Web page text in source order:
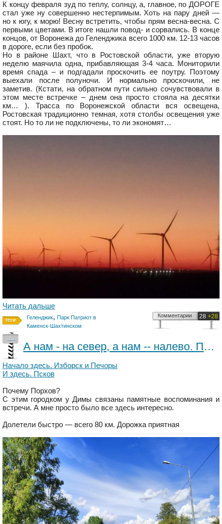
К концу февраля зуд по теплу, солнцу, а, главное, по ДОРОГЕ
стал уже ну совершенно нестерпимым. Хоть на пару дней —
но к югу, к морю! Весну встретить, чтобы прям весна-весна. С
первыми цветами. В итоге нашли повод- и сорвались. В конце
концов, от Воронежа до Геленджика всего 1000 км. 12-13 часов
в дороге, если без пробок.
Но в районе Шахт, что в Ростовской области, уже вторую
неделю маячила одна, прибавляющая 3-4 часа. Мониторили
время спада – и подгадали проскочить ее поутру. Поэтому
выехали после полуночи. И нормально проскочили, не
заметив. (Кстати, на обратном пути сильно сочувствовали в
этом месте встречке – днем она просто стояла на десятки
км… ). Трасса по Воронежской области вся освещена,
Ростовская традиционно темная, хотя столбы освещения уже
стоят. Но то ли не подключены, то ли экономят…
Читать дальше
Геленджик, Парк Патриот в
Каменск-Шахтинском
28 +28
Комментарии
—
А нам - на север, а нам -- налево. Порхов
Начало здесь. Изборск и Печоры
И здесь. Псков
Почему Порхов?
С этим городком у Димы связаны памятные воспоминания и
встречи. А мне просто было все здесь интересно.
Долетели быстро — всего 80 км. Дорожка приятная